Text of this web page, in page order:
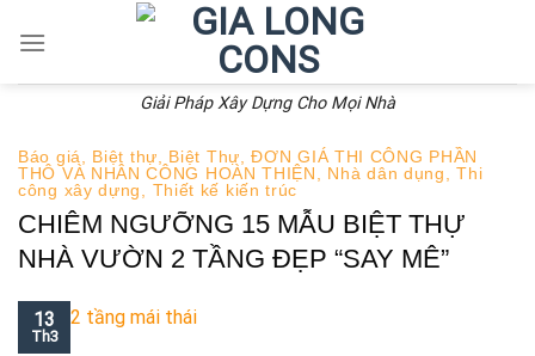
Giải Pháp Xây Dựng Cho Mọi Nhà
Báo giá Biệt thự Biệt Thự ,ĐƠN GIÁ THI CÔNG PHẦN
THÔ VÀ NHÂN CÔNG HOÀN THIỆN
Nhà dân dụng ,Thi
công xây dựng
Thiết kế kiến trúc
CHIÊM NGƯỠNG 15 MẪU BIỆT THỰ
NHÀ VƯỜN 2 TẦNG ĐẸP “SAY MÊ”
13
Th3